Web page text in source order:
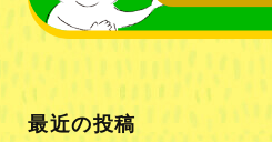
最近の投稿